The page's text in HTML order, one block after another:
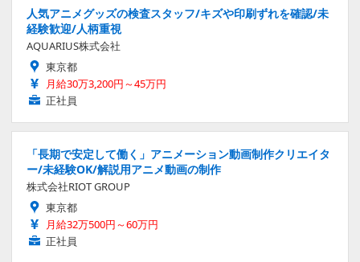
人気アニメグッズの検査スタッフ/キズや印刷ずれを確認/未
経験歓迎/人柄重視
AQUARIUS株式会社
東京都
月給30万3,200円～45万円
正社員
「長期で安定して働く」アニメーション動画制作クリエイタ
ー/未経験OK/解説用アニメ動画の制作
株式会社RIOT GROUP
東京都
月給32万500円～60万円
正社員